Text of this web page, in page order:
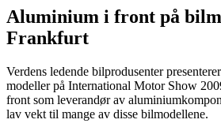
Aluminium i front på
Frankfurt
Verdens ledende bilprodusenter
modeller på International Motor Show
front som leverandør av
lav vekt til mange av disse bilmodellene.